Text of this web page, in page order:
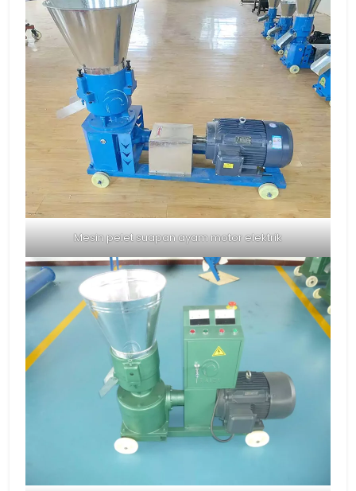
Mesin pelet suapan ayam motor elektrik